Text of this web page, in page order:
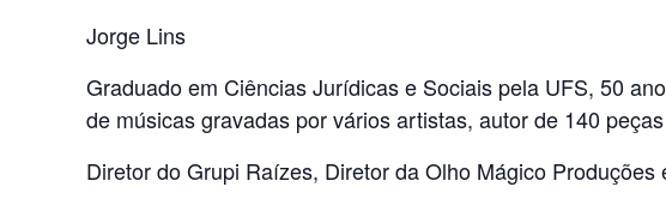
Jorge Lins
Graduado em Ciências Jurídicas e Sociais pela UFS, 50
de músicas gravadas por vários artistas, autor de 140
Diretor do Grupi Raízes, Diretor da Olho Mágico Produções